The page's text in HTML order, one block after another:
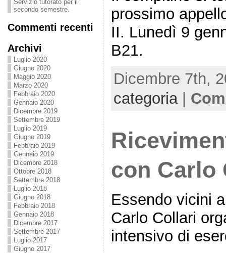
Servizio tutorato per il
secondo semestre.
Commenti recenti
Archivi
Luglio 2020
Giugno 2020
Maggio 2020
Marzo 2020
Febbraio 2020
Gennaio 2020
Dicembre 2019
Settembre 2019
Luglio 2019
Giugno 2019
Febbraio 2019
Gennaio 2019
Dicembre 2018
Ottobre 2018
Settembre 2018
Luglio 2018
Giugno 2018
Febbraio 2018
Gennaio 2018
Dicembre 2017
Settembre 2017
Luglio 2017
Giugno 2017
prossimo
II. Lunedì 9
B21.
Dicembre 7th,
categoria|
con Carlo
Essendo vicini
Carlo Collari
intensivo di